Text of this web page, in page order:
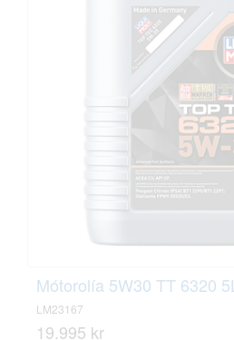
Mótorolía 5W30 TT 6320 5L
LM23167
19.995 kr